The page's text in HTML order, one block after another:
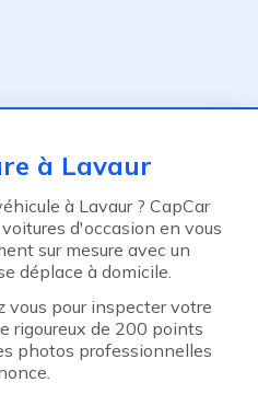
à Lavaur
à Lavaur ? CapCar
d'occasion en vous
sur mesure avec un
déplace à domicile.
vous pour inspecter votre
rigoureux de 200 points
photos professionnelles